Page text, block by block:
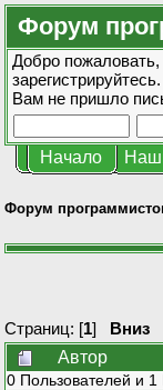
Форум
Добро пожаловать,
зарегистрируйтесь.
Вам не пришло
Начало
Форум
Страниц: [1] Вниз
Автор
0 Пользователей и 1